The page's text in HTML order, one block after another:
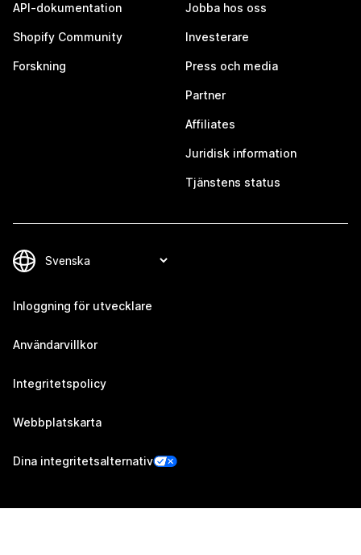
API-dokumentation
Shopify Community
Forskning
Jobba hos oss
Investerare
Press och media
Partner
Affiliates
Juridisk information
Tjänstens status
Inloggning för utvecklare
Användarvillkor
Integritetspolicy
Webbplatskarta
Dina integritetsalternativ